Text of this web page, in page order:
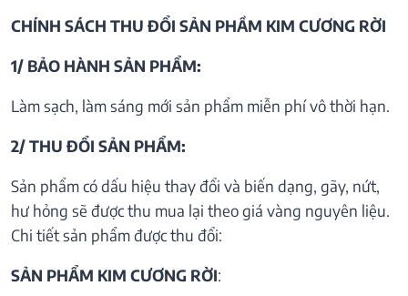
CHÍNH SÁCH THU ĐỔI SẢN PHẦM KIM CƯƠNG RỜI
1/ BẢO HÀNH SẢN PHẨM:
Làm sạch, làm sáng mới sản phẩm miễn phí vô thời hạn.
2/ THU ĐỔI SẢN PHẨM:
Sản phẩm có dấu hiệu thay đổi và biến dạng, gãy, nứt,
hư hỏng sẽ được thu mua lại theo giá vàng nguyên liệu.
Chi tiết sản phẩm được thu đổi:
SẢN PHẨM KIM CƯƠNG RỜI: